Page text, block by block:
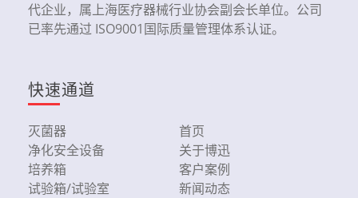
代企业，属上海医疗器械行业协会副会长单位。公司
已率先通过 ISO9001国际质量管理体系认证。
快速通道
灭菌器
净化安全设备
培养箱
试验箱/试验室
首页
关于博迅
客户案例
新闻动态